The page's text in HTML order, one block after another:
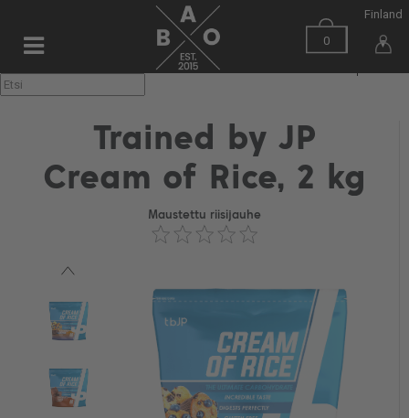
0
Finland
▼
Trained by JP
Cream of Rice, 2 kg
Maustettu riisijauhe